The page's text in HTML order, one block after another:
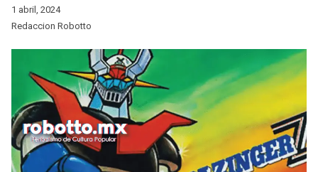
1 abril, 2024
Redaccion Robotto